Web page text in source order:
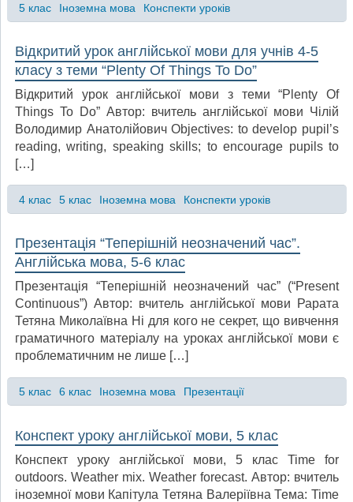
5 клас Іноземна мова Конспекти уроків
Відкритий урок англійської мови для учнів 4-5
класу з теми “Plenty Of Things To Do”
Відкритий урок англійської мови з теми “Plenty Of
Things To Do” Автор: вчитель англійської мови Чілій
Володимир Анатолійович Objectives: to develop pupil’s
reading, writing, speaking skills; to encourage pupils to
[…]
4 клас 5 клас Іноземна мова Конспекти уроків
Презентація “Теперішній неозначений час”.
Англійська мова, 5-6 клас
Презентація “Теперішній неозначений час” (“Present
Continuous”) Автор: вчитель англійської мови Рарата
Тетяна Миколаївна Ні для кого не секрет, що вивчення
граматичного матеріалу на уроках англійської мови є
проблематичним не лише […]
5 клас 6 клас Іноземна мова Презентації
Конспект уроку англійської мови, 5 клас
Конспект уроку англійської мови, 5 клас Time for
outdoors. Weather mix. Weather forecast. Автор: вчитель
іноземної мови Капітула Тетяна Валеріївна Тема: Time